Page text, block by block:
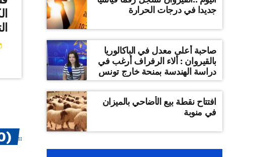
جديدا في درجات الحرارة
صاحبة أعلى معدل في الباكالوريا
بالقيروان : ألاء الرفراف أرغب في
دراسة الهندسة بمنحة خارج تونس
افتتاح نقطة بيع الأضاحي بالميزان
في منوبة